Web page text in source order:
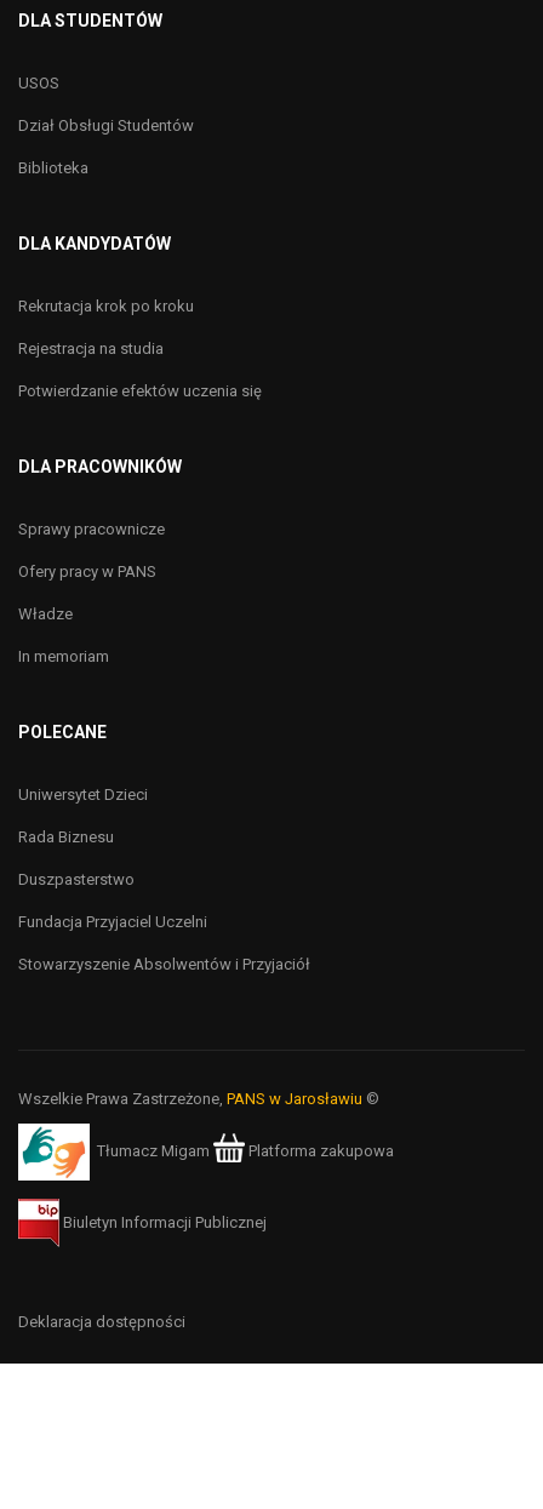
DLA STUDENTÓW
USOS
Dział Obsługi Studentów
Biblioteka
DLA KANDYDATÓW
Rekrutacja krok po kroku
Rejestracja na studia
Potwierdzanie efektów uczenia się
DLA PRACOWNIKÓW
Sprawy pracownicze
Ofery pracy w PANS
Władze
In memoriam
POLECANE
Uniwersytet Dzieci
Rada Biznesu
Duszpasterstwo
Fundacja Przyjaciel Uczelni
Stowarzyszenie Absolwentów i Przyjaciół
Wszelkie Prawa Zastrzeżone, PANS w Jarosławiu ©
Tłumacz Migam Platforma zakupowa
Biuletyn Informacji Publicznej
Deklaracja dostępności